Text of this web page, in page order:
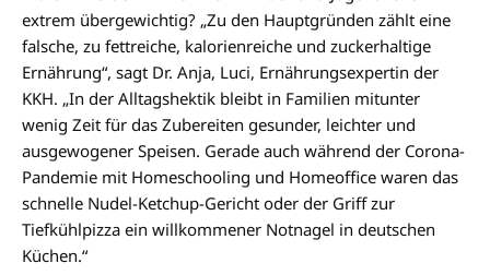
extrem übergewichtig? „Zu den Hauptgründen zählt eine
falsche, zu fettreiche, kalorienreiche und zuckerhaltige
Ernährung“, sagt Dr. Anja, Luci, Ernährungsexpertin der
KKH. „In der Alltagshektik bleibt in Familien mitunter
wenig Zeit für das Zubereiten gesunder, leichter und
ausgewogener Speisen. Gerade auch während der Corona-
Pandemie mit Homeschooling und Homeoffice waren das
schnelle Nudel-Ketchup-Gericht oder der Griff zur
Tiefkühlpizza ein willkommener Notnagel in deutschen
Küchen.“